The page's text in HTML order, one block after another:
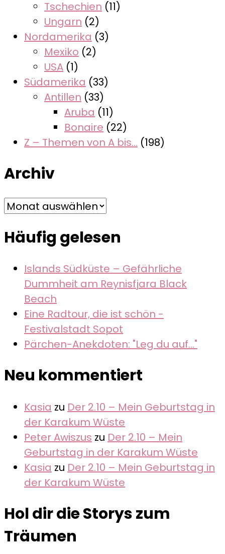
Tschechien (11)
Ungarn (2)
Nordamerika (3)
Mexiko (2)
USA (1)
Südamerika (33)
Antillen (33)
Aruba (11)
Bonaire (22)
Z – Themen von A bis… (198)
Archiv
Archiv
Häufig gelesen
Islands Südküste – Gefährliche
Dummheit am Reynisfjara Black
Beach
Eine Radtour, die ist schön -
Festivalstadt Sopot
Pärchen-Anekdoten: "Leg du auf..."
Neu kommentiert
Kasia zu Der 2.10 – Mein Geburtstag in
der Karakum Wüste
Peter Awiszus zu Der 2.10 – Mein
Geburtstag in der Karakum Wüste
Kasia zu Der 2.10 – Mein Geburtstag in
der Karakum Wüste
Hol dir die Storys zum
Träumen